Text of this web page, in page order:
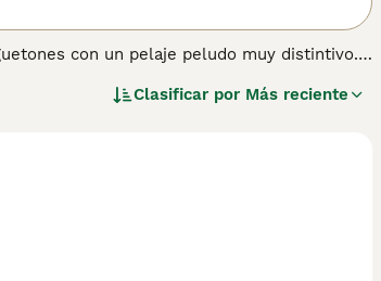
con un pelaje peludo muy distintivo.
Clasificar por Más reciente